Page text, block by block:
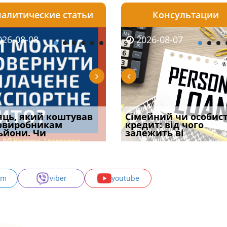
06
встановив для
шкоди
2026-08-06
Документи, на яких не
проставляється
апостиль: пер
статьи
08-08
який коштував
Чи
2026-08-07
Огляд практики ВС від
Ростислава Кравця, що
опублі
Консультации
2026-08-05
потрібна ФОП
у 2026 році:
засто
2026-08-07
Сімейний чи
кредит: від чого
залежить ві
2026-07-30
Восьмий ААС
підтвердив, що
може скас
viber youtube